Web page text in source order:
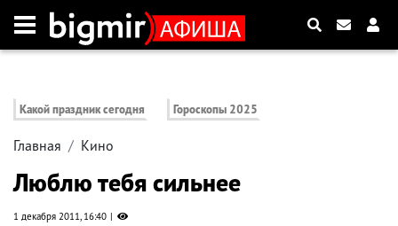
Какой праздник сегодня Гороскопы 2025
Главная Кино
Люблю тебя сильнее
1 декабря 2011, 16:40